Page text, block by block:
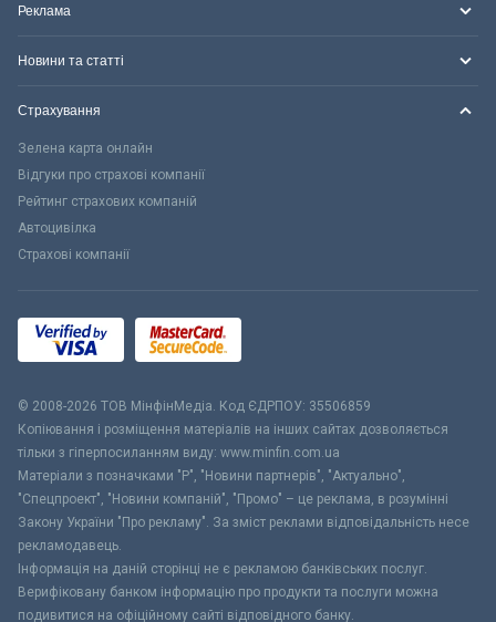
Реклама
Новини та статті
Страхування
Зелена карта онлайн
Відгуки про страхові компанії
Рейтинг страхових компаній
Автоцивілка
Страхові компанії
© 2008-2026 ТОВ МiнфiнМедiа. Код ЄДРПОУ: 35506859
Копіювання і розміщення матеріалів на інших сайтах дозволяється
тільки з гіперпосиланням виду: www.minfin.com.ua
Матеріали з позначками "Р", "Новини партнерів", "Актуально",
"Спецпроект", "Новини компаній", "Промо" – це реклама, в розумінні
Закону України "Про рекламу". За зміст реклами відповідальність несе
рекламодавець.
Інформація на даній сторінці не є рекламою банківських послуг.
Верифіковану банком інформацію про продукти та послуги можна
подивитися на офіційному сайті відповідного банку.